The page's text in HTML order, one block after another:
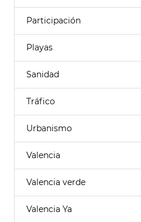
Participación
Playas
Sanidad
Tráfico
Urbanismo
Valencia
Valencia verde
Valencia Ya